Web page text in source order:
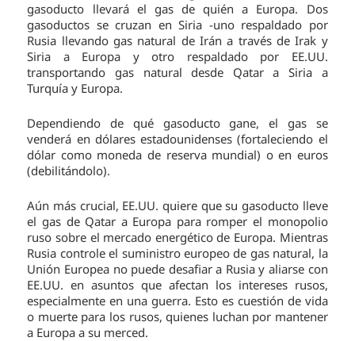
gasoducto llevará el gas de quién a Europa. Dos
gasoductos se cruzan en Siria -uno respaldado por
Rusia llevando gas natural de Irán a través de Irak y
Siria a Europa y otro respaldado por EE.UU.
transportando gas natural desde Qatar a Siria a
Turquía y Europa.
Dependiendo de qué gasoducto gane, el gas se
venderá en dólares estadounidenses (fortaleciendo el
dólar como moneda de reserva mundial) o en euros
(debilitándolo).
Aún más crucial, EE.UU. quiere que su gasoducto lleve
el gas de Qatar a Europa para romper el monopolio
ruso sobre el mercado energético de Europa. Mientras
Rusia controle el suministro europeo de gas natural, la
Unión Europea no puede desafiar a Rusia y aliarse con
EE.UU. en asuntos que afectan los intereses rusos,
especialmente en una guerra. Esto es cuestión de vida
o muerte para los rusos, quienes luchan por mantener
a Europa a su merced.